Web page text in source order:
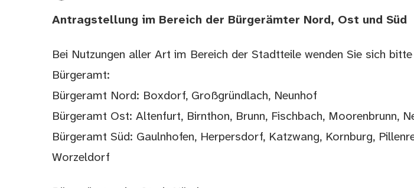
Antragstellung im Bereich der Bürgerämter Nord, Ost und Süd
Bei Nutzungen aller Art im Bereich der Stadtteile wenden Sie sich
Bürgeramt:
Bürgeramt Nord: Boxdorf, Großgründlach, Neunhof
Bürgeramt Ost: Altenfurt, Birnthon, Brunn, Fischbach, Moorenbrunn,
Bürgeramt Süd: Gaulnhofen, Herpersdorf, Katzwang, Kornburg,
Worzeldorf